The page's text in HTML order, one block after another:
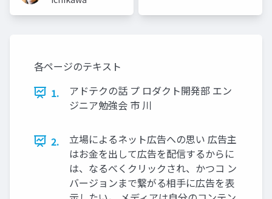
各ページのテキスト
1.
アドテクの話 プ ロダクト開発部 エン
ジニア勉強会 市 川
2.
立場によるネット広告への思い 広告主
はお金を出して広告を配信するからに
は、なるべくクリックされ、かつコ ン
バージョンまで繋がる相手に広告を表